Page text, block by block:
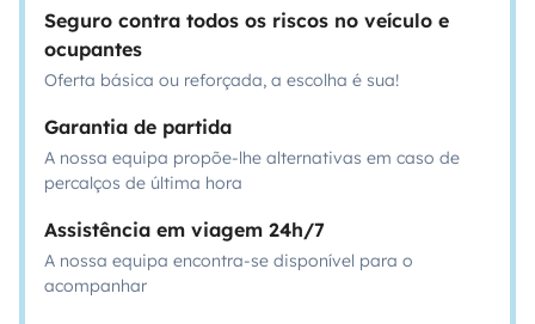
Seguro contra todos os riscos no veículo e
ocupantes
Oferta básica ou reforçada, a escolha é sua!
Garantia de partida
A nossa equipa propõe-lhe alternativas em caso de
percalços de última hora
Assistência em viagem 24h/7
A nossa equipa encontra-se disponível para o
acompanhar